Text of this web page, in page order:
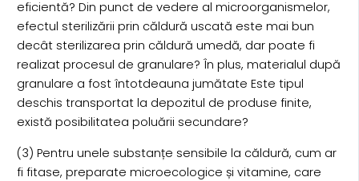
eficientă? Din punct de vedere al microorganismelor,
efectul sterilizării prin căldură uscată este mai bun
decât sterilizarea prin căldură umedă, dar poate fi
realizat procesul de granulare? În plus, materialul după
granulare a fost întotdeauna jumătate Este tipul
deschis transportat la depozitul de produse finite,
există posibilitatea poluării secundare?
(3) Pentru unele substanțe sensibile la căldură, cum ar
fi fitase, preparate microecologice și vitamine, care